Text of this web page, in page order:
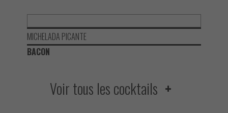
MICHELADA PICANTE
BACON
Voir tous les cocktails